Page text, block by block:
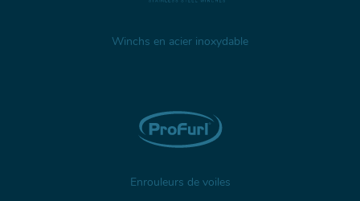
Winchs en acier inoxydable
Enrouleurs de voiles